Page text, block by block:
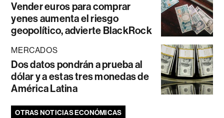
Vender euros para comprar
yenes aumenta el riesgo
geopolítico, advierte BlackRock
MERCADOS
Dos datos pondrán a prueba al
dólar y a estas tres monedas de
América Latina
OTRAS NOTICIAS ECONÓMICAS